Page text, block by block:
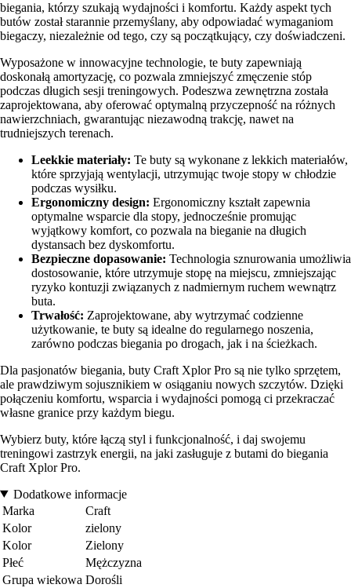
biegania, którzy szukają wydajności i komfortu. Każdy aspekt tych
butów został starannie przemyślany, aby odpowiadać wymaganiom
biegaczy, niezależnie od tego, czy są początkujący, czy doświadczeni.
Wyposażone w innowacyjne technologie, te buty zapewniają
doskonałą amortyzację, co pozwala zmniejszyć zmęczenie stóp
podczas długich sesji treningowych. Podeszwa zewnętrzna została
zaprojektowana, aby oferować optymalną przyczepność na różnych
nawierzchniach, gwarantując niezawodną trakcję, nawet na
trudniejszych terenach.
Leekkie materiały: Te buty są wykonane z lekkich materiałów,
które sprzyjają wentylacji, utrzymując twoje stopy w chłodzie
podczas wysiłku.
Ergonomiczny design: Ergonomiczny kształt zapewnia
optymalne wsparcie dla stopy, jednocześnie promując
wyjątkowy komfort, co pozwala na bieganie na długich
dystansach bez dyskomfortu.
Bezpieczne dopasowanie: Technologia sznurowania umożliwia
dostosowanie, które utrzymuje stopę na miejscu, zmniejszając
ryzyko kontuzji związanych z nadmiernym ruchem wewnątrz
buta.
Trwałość: Zaprojektowane, aby wytrzymać codzienne
użytkowanie, te buty są idealne do regularnego noszenia,
zarówno podczas biegania po drogach, jak i na ścieżkach.
Dla pasjonatów biegania, buty Craft Xplor Pro są nie tylko sprzętem,
ale prawdziwym sojusznikiem w osiąganiu nowych szczytów. Dzięki
połączeniu komfortu, wsparcia i wydajności pomogą ci przekraczać
własne granice przy każdym biegu.
Wybierz buty, które łączą styl i funkcjonalność, i daj swojemu
treningowi zastrzyk energii, na jaki zasługuje z butami do biegania
Craft Xplor Pro.
Dodatkowe informacje
Marka
Craft
Kolor
zielony
Kolor
Zielony
Płeć
Mężczyzna
Grupa wiekowa Dorośli